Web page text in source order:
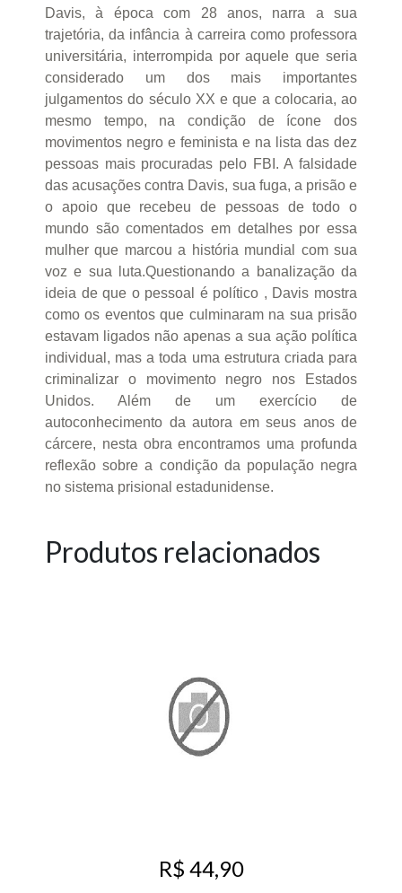
Davis, à época com 28 anos, narra a sua
trajetória, da infância à carreira como professora
universitária, interrompida por aquele que seria
considerado um dos mais importantes
julgamentos do século XX e que a colocaria, ao
mesmo tempo, na condição de ícone dos
movimentos negro e feminista e na lista das dez
pessoas mais procuradas pelo FBI. A falsidade
das acusações contra Davis, sua fuga, a prisão e
o apoio que recebeu de pessoas de todo o
mundo são comentados em detalhes por essa
mulher que marcou a história mundial com sua
voz e sua luta.Questionando a banalização da
ideia de que o pessoal é político , Davis mostra
como os eventos que culminaram na sua prisão
estavam ligados não apenas a sua ação política
individual, mas a toda uma estrutura criada para
criminalizar o movimento negro nos Estados
Unidos. Além de um exercício de
autoconhecimento da autora em seus anos de
cárcere, nesta obra encontramos uma profunda
reflexão sobre a condição da população negra
no sistema prisional estadunidense.
Produtos relacionados
R$ 44,90